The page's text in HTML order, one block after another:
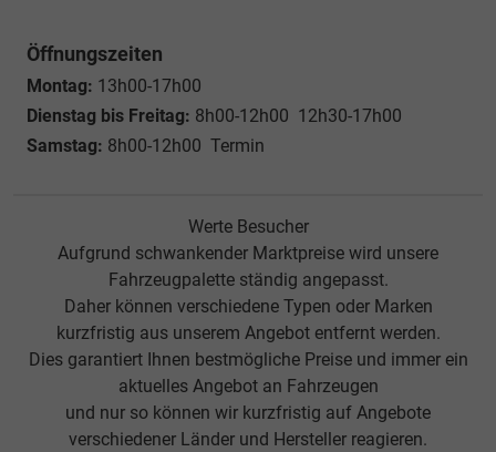
Öffnungszeiten
Montag: 13h00-17h00
Dienstag bis Freitag: 8h00-12h00 12h30-17h00
Samstag: 8h00-12h00 Termin
Werte Besucher
Aufgrund schwankender Marktpreise wird unsere
Fahrzeugpalette ständig angepasst.
Daher können verschiedene Typen oder Marken
kurzfristig aus unserem Angebot entfernt werden.
Dies garantiert Ihnen bestmögliche Preise und immer ein
aktuelles Angebot an Fahrzeugen
und nur so können wir kurzfristig auf Angebote
verschiedener Länder und Hersteller reagieren.